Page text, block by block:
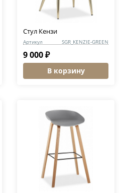
Стул Кензи
Артикул SGR_KENZIE-GREEN
9 000 ₽
В корзину